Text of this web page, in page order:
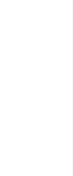
خود، به عرضه
۱-۴: خرید کالا
آیین‌نامه‌های
خدمات و
کاربران عرضه
متعلق به بارجیل
قانونی دارد.
است و در صورت